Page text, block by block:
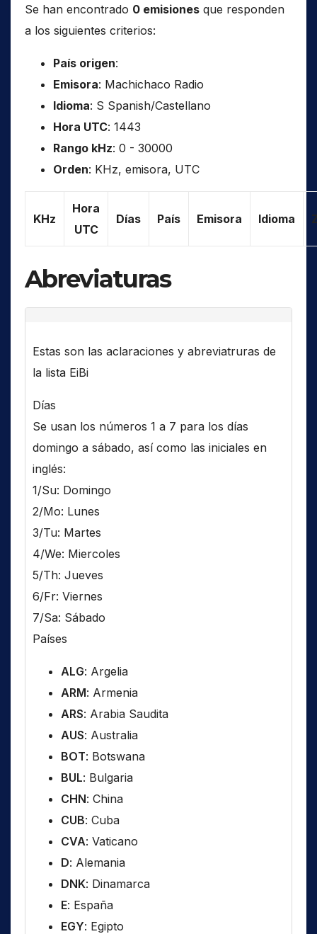
Se han encontrado 0 emisiones que responden
a los siguientes criterios:
País origen:
Emisora: Machichaco Radio
Idioma: S Spanish/Castellano
Hora UTC: 1443
Rango kHz: 0 - 30000
Orden: KHz, emisora, UTC
KHz
Hora
UTC
Días País Emisora Idioma
Abreviaturas
Estas son las aclaraciones y abreviatruras de
la lista EiBi
Días
Se usan los números 1 a 7 para los días
domingo a sábado, así como las iniciales en
inglés:
1/Su: Domingo
2/Mo: Lunes
3/Tu: Martes
4/We: Miercoles
5/Th: Jueves
6/Fr: Viernes
7/Sa: Sábado
Países
ALG: Argelia
ARM: Armenia
ARS: Arabia Saudita
AUS: Australia
BOT: Botswana
BUL: Bulgaria
CHN: China
CUB: Cuba
CVA: Vaticano
D: Alemania
DNK: Dinamarca
E: España
EGY: Egipto